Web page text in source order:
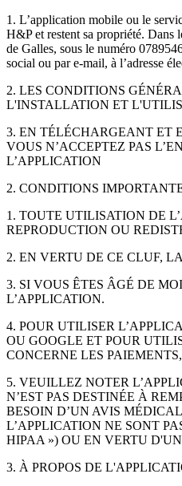
1. L’application mobile ou le
H&P et restent sa propriété. Dans
de Galles, sous le numéro
social ou par e-mail, à l’adresse
2. LES CONDITIONS
L'INSTALLATION ET
3. EN TÉLÉCHARGEANT ET
VOUS N’ACCEPTEZ PAS
L’APPLICATION
2. CONDITIONS
1. TOUTE UTILISATION DE
REPRODUCTION OU
2. EN VERTU DE CE CLUF,
3. SI VOUS ÊTES ÂGÉ DE
L’APPLICATION.
4. POUR UTILISER
OU GOOGLE ET POUR
CONCERNE LES
5. VEUILLEZ NOTER
N’EST PAS DESTINÉE À
BESOIN D’UN AVIS
L’APPLICATION NE SONT
HIPAA ») OU EN VERTU
3. À PROPOS DE